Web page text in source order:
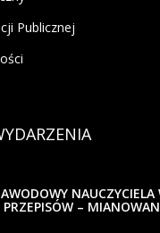
Publicznej
NAUCZYCIELA
PRZEPISÓW –